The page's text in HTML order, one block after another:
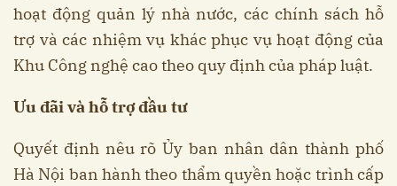
hoạt động quản lý nhà nước, các chính sách hỗ
trợ và các nhiệm vụ khác phục vụ hoạt động của
Khu Công nghệ cao theo quy định của pháp luật.
Ưu đãi và hỗ trợ đầu tư
Quyết định nêu rõ Ủy ban nhân dân thành phố
Hà Nội ban hành theo thẩm quyền hoặc trình cấp